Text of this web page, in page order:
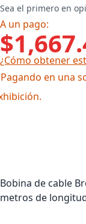
Sea el primero en
A un pago:
¿Cómo obtener
en una
Bobina de cable
metros de